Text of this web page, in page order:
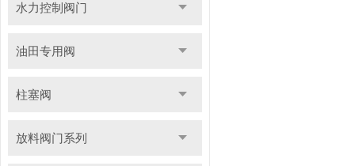
水力控制阀门
油田专用阀
柱塞阀
放料阀门系列